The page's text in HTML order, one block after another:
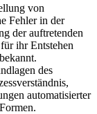
von
Fehler in der
der auftretenden
ihr Entstehen
des
automatisierter